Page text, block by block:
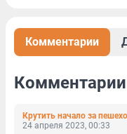
Комментарии
Комментарии
24 апреля 2023, 00:33